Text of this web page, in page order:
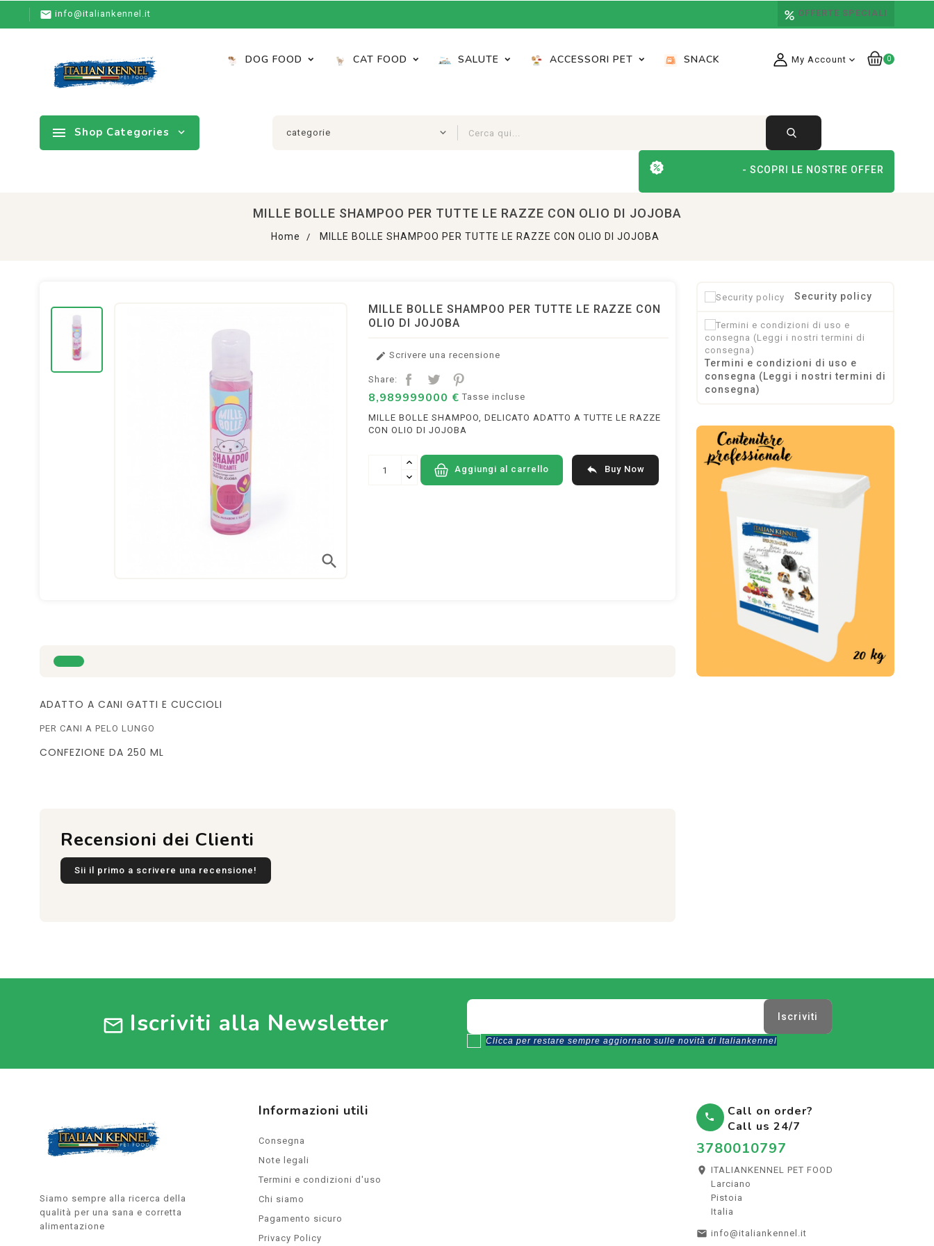
 info@italiankennel.it OFFERTE SPECIALI
0
My Account expand_more
DOG FOOD CAT FOOD SALUTE ACCESSORI PET SNACK
 Shop Categories expand_more
- SCOPRI LE NOSTRE OFFERTE SPECIALI -
MILLE BOLLE SHAMPOO PER TUTTE LE RAZZE CON OLIO DI JOJOBA
Home MILLE BOLLE SHAMPOO PER TUTTE LE RAZZE CON OLIO DI JOJOBA
search
MILLE BOLLE SHAMPOO PER TUTTE LE RAZZE CON
OLIO DI JOJOBA
 Scrivere una recensione
Share:
8,989999000 € Tasse incluse
MILLE BOLLE SHAMPOO, DELICATO ADATTO A TUTTE LE RAZZE
CON OLIO DI JOJOBA
Aggiungi al carrello  Buy Now
ADATTO A CANI GATTI E CUCCIOLI
PER CANI A PELO LUNGO
CONFEZIONE DA 250 ML
Recensioni dei Clienti
Sii il primo a scrivere una recensione!
Security policy
Termini e condizioni di uso e
consegna (Leggi i nostri termini di
consegna)
mail Iscriviti alla Newsletter
Clicca per restare sempre aggiornato sulle novità di Italiankennel
Siamo sempre alla ricerca della
qualità per una sana e corretta
alimentazione
Informazioni utili
Consegna
Note legali
Termini e condizioni d'uso
Chi siamo
Pagamento sicuro
Privacy Policy

Call on order?
Call us 24/7
3780010797
 ITALIANKENNEL PET FOOD
Larciano
Pistoia
Italia
 info@italiankennel.it